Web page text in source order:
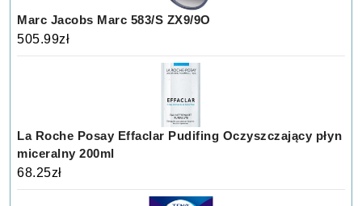
Marc Jacobs Marc 583/S ZX9/9O
505.99zł
La Roche Posay Effaclar Pudifing Oczyszczający płyn
miceralny 200ml
68.25zł